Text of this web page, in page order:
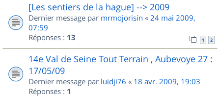
[Les sentiers de la hague] --> 2009
Dernier message par mrmojorisin « 24 mai 2009,
07:59
Réponses : 13 1 2
14e Val de Seine Tout Terrain , Aubevoye 27 :
17/05/09
Dernier message par luidji76 « 18 avr. 2009, 19:03
Réponses : 1